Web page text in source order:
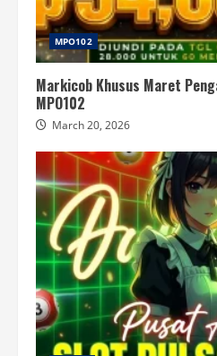
MPO102
Markicob Khusus Maret
MPO102
March 20, 2026